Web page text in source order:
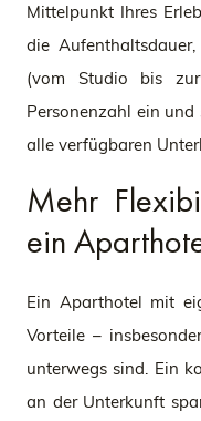
Mittelpunkt Ihres
die
(vom Studio bis
Personenzahl ein und
alle verfügbaren
Mehr
ein
Ein Aparthotel mit
Vorteile –
unterwegs sind. Ein
an der Unterkunft